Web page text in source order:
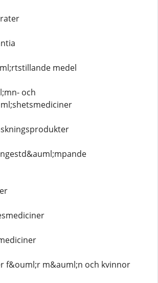
medel
och
f&ouml;r m&auml;n och kvinnor